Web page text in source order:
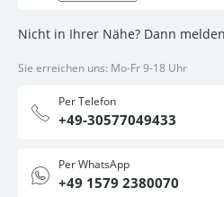
Nicht in Ihrer Nähe? Dann
Sie erreichen uns: Mo-Fr 9-18 Uhr
Per Telefon
+49-30577049433
Per WhatsApp
+49 1579 2380070